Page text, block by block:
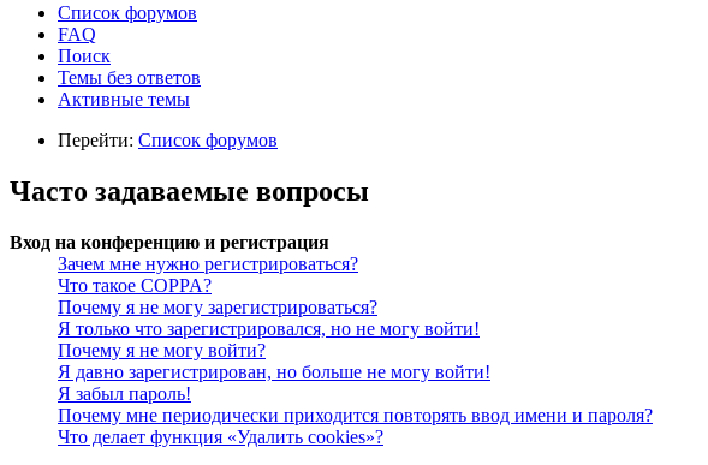
Список форумов
FAQ
Поиск
Темы без ответов
Активные темы
Перейти: Список форумов
Часто задаваемые вопросы
Вход на конференцию и регистрация
Зачем мне нужно регистрироваться?
Что такое COPPA?
Почему я не могу зарегистрироваться?
Я только что зарегистрировался, но не могу войти!
Почему я не могу войти?
Я давно зарегистрирован, но больше не могу войти!
Я забыл пароль!
Почему мне периодически приходится повторять ввод имени и пароля?
Что делает функция «Удалить cookies»?